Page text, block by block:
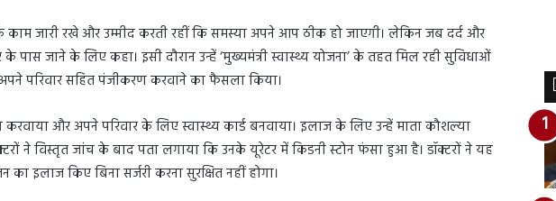
काम जारी रखे और उम्मीद करती रहीं कि समस्या अपने आप ठीक हो जाएगी। लेकिन जब दर्द और
पास जाने के लिए कहा। इसी दौरान उन्हें ‘मुख्यमंत्री स्वास्थ्य योजना’ के तहत मिल रही सुविधाओं
परिवार सहित पंजीकरण करवाने का फैसला किया।
और अपने परिवार के लिए स्वास्थ्य कार्ड बनवाया। इलाज के लिए उन्हें माता कौशल्या
ने विस्तृत जांच के बाद पता लगाया कि उनके यूरेटर में किडनी स्टोन फंसा हुआ है। डॉक्टरों ने यह
इलाज किए बिना सर्जरी करना सुरक्षित नहीं होगा।